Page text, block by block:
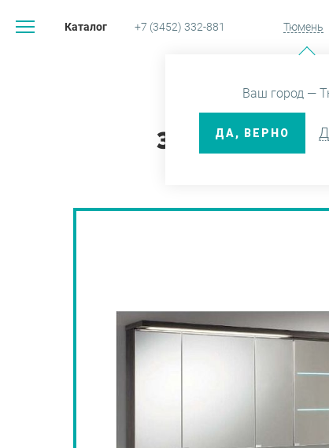
Каталог +7 (3452) 332-881 Тюмень
Ваш город —
ДА, ВЕРНО
ЗЕРКАЛО-